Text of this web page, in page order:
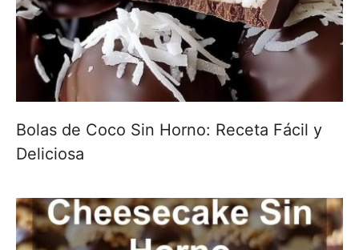
Bolas de Coco Sin Horno: Receta Fácil y
Deliciosa